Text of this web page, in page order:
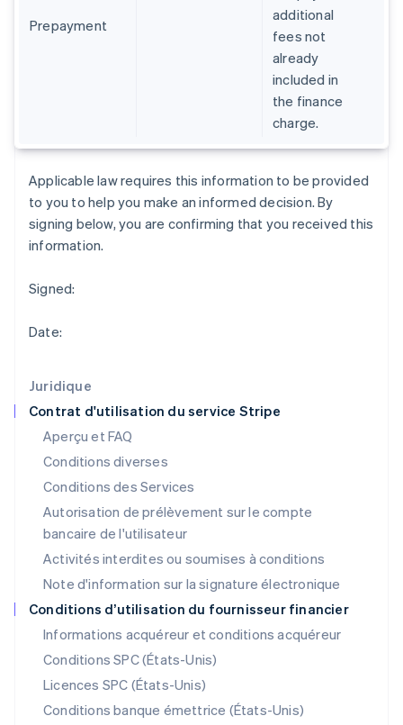
Juridique
Contrat d'utilisation du service Stripe
Aperçu et FAQ
Conditions diverses
Conditions des Services
Autorisation de prélèvement sur le compte
bancaire de l'utilisateur
Activités interdites ou soumises à conditions
Note d'information sur la signature électronique
Conditions d’utilisation du fournisseur financier
Informations acquéreur et conditions acquéreur
Conditions SPC (États-Unis)
Licences SPC (États-Unis)
Conditions banque émettrice (États-Unis)
Prepayment
additional
fees not
already
included in
the finance
charge.
Applicable law requires this information to be provided
to you to help you make an informed decision. By
signing below, you are confirming that you received this
information.
Signed:
Date:
English
English
Grèce
Hongrie
English
English
Italie
Japon
日本語English
Lettonie
English
Liechtenstein
Lituanie
English
Luxembourg
Malaisie
English简体中文
Malte
English
Mexique
Español English
English
Nouvelle-Zélande